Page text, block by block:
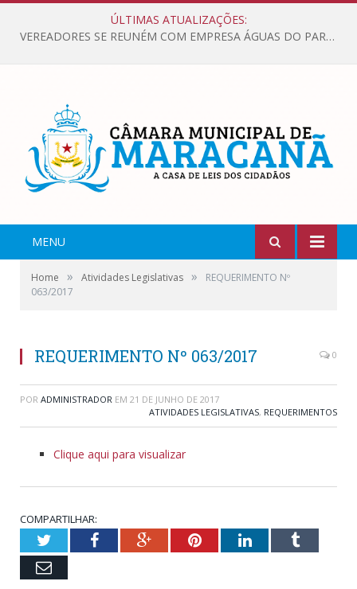
ÚLTIMAS ATUALIZAÇÕES:
VEREADORES SE REUNÉM COM EMPRESA ÁGUAS DO PARÁ, PARA APRESENTAR REIVINDICAÇÕES E MELHORIAS NA QUALIDADE DOS SERVIÇOS OFERECIDOS Á POPULAÇÃO.
MENU
Home » Atividades Legislativas »
REQUERIMENTO Nº
063/2017
REQUERIMENTO Nº 063/2017 0
POR ADMINISTRADOR EM 21 DE JUNHO DE 2017
ATIVIDADES LEGISLATIVAS, REQUERIMENTOS
Clique aqui para visualizar
COMPARTILHAR:
TwitterFacebookGoogle+PinterestLinkedInTumblr
Email